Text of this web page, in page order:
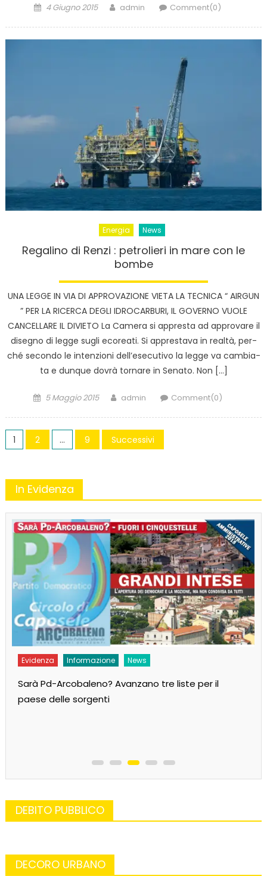
Posted
4 Giugno 2015 Author
admin Comment(0)
Energia News
Regalino di Renzi : petrolieri in mare con le
bombe
UNA LEGGE IN VIA DI APPROVAZIONE VIETA LA TECNICA “ AIRGUN
” PER LA RICERCA DEGLI IDROCARBURI, IL GOVERNO VUOLE
CANCELLARE IL DIVIETO La Ca­me­ra si ap­pre­sta ad ap­pro­va­re il
di­se­gno di legge sugli eco­rea­ti. Si ap­pre­sta­va in real­tà, per­
ché se­con­do le in­ten­zio­ni del­l’e­se­cu­ti­vo la legge va cam­bia­
ta e dun­que dovrà tor­na­re in Se­na­to. Non […]
Posted
5 Maggio 2015 Author
admin Comment(0)
Navigazione
1 2 … 9 Successivi
In Evidenza
Evidenza Informazione News
Sarà Pd-Arcobaleno? Avanzano tre liste per il
paese delle sorgenti
DEBITO PUBBLICO
DECORO URBANO